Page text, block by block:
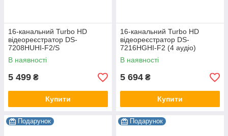
16-канальний Turbo HD
відеореєстратор DS-
7208HUHI-F2/S
В наявності
5 499 ₴
Купити
16-канальний Turbo HD
відеореєстратор DS-
7216HGHI-F2 (4 аудіо)
В наявності
5 694 ₴
Купити
Подарунок Подарунок